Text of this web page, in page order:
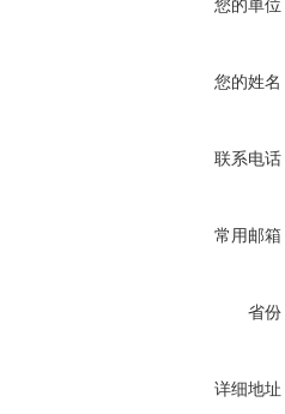
您的单位
您的姓名
联系电话
常用邮箱
省份
详细地址